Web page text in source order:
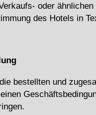
oder ähnlichen
des Hotels in
bestellten und